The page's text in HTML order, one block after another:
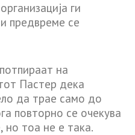
ги
предвреме се
на
Пастер дека
да трае само до
повторно се очекува
но тоа не е така.